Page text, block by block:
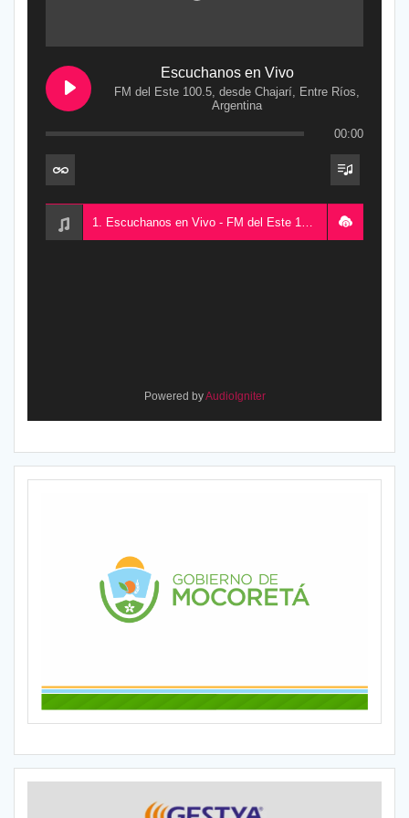
Escuchanos en Vivo
FM del Este 100.5, desde Chajarí, Entre Ríos,
Argentina
00:00
Powered byAudioIgniter